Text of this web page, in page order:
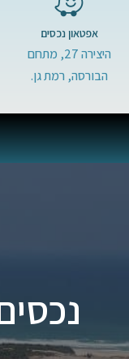
אפטאון נכסים
היצירה 27, מתחם
הבורסה, רמת גן.